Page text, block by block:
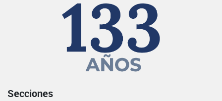
Secciones